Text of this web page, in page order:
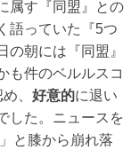
属す『同盟』との
語っていた『5つ
の朝には『同盟』
も件のベルルスコ
、 好意的に退い
した。ニュースを
と膝から崩れ落